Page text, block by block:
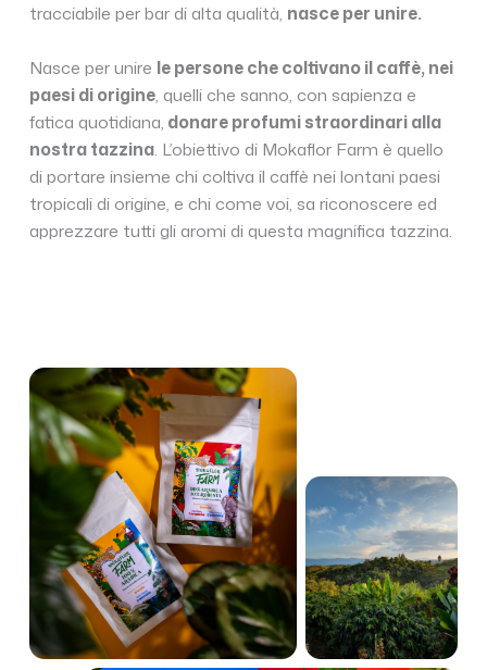
tracciabile per bar di alta qualità, nasce per unire.
Nasce per unire le persone che coltivano il caffè, nei
paesi di origine, quelli che sanno, con sapienza e
fatica quotidiana, donare profumi straordinari alla
nostra tazzina. L’obiettivo di Mokaflor Farm è quello
di portare insieme chi coltiva il caffè nei lontani paesi
tropicali di origine, e chi come voi, sa riconoscere ed
apprezzare tutti gli aromi di questa magnifica tazzina.